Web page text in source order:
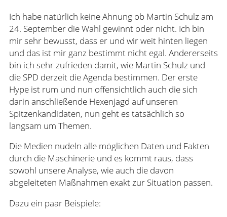
Ich habe natürlich keine Ahnung ob Martin Schulz am
24. September die Wahl gewinnt oder nicht. Ich bin
mir sehr bewusst, dass er und wir weit hinten liegen
und das ist mir ganz bestimmt nicht egal. Andererseits
bin ich sehr zufrieden damit, wie Martin Schulz und
die SPD derzeit die Agenda bestimmen. Der erste
Hype ist rum und nun offensichtlich auch die sich
darin anschließende Hexenjagd auf unseren
Spitzenkandidaten, nun geht es tatsächlich so
langsam um Themen.
Die Medien nudeln alle möglichen Daten und Fakten
durch die Maschinerie und es kommt raus, dass
sowohl unsere Analyse, wie auch die davon
abgeleiteten Maßnahmen exakt zur Situation passen.
Dazu ein paar Beispiele: